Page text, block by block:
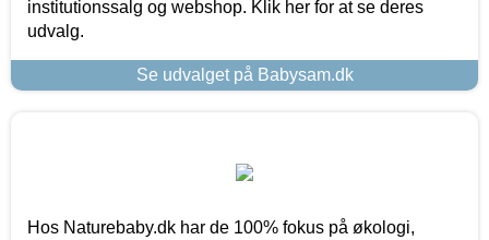
institutionssalg og webshop. Klik her for at se deres
udvalg.
Se udvalget på Babysam.dk
Hos Naturebaby.dk har de 100% fokus på økologi,